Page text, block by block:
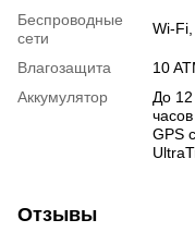
Беспроводные
сети
Wi-Fi
Влагозащита
10
Аккумулятор
До
GPS
Отзывы